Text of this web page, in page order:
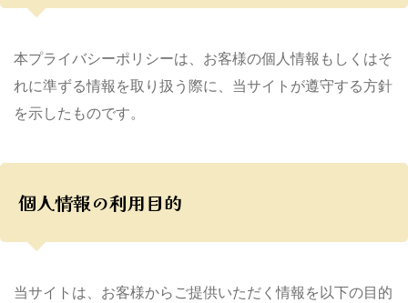
本プライバシーポリシーは、お客様の個人情報もしくはそ
れに準ずる情報を取り扱う際に、当サイトが遵守する方針
を示したものです。
個人情報の利用目的
当サイトは、お客様からご提供いただく情報を以下の目的